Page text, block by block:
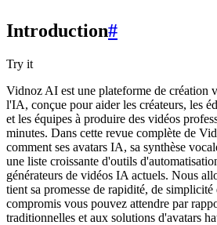
Introduction#
Try it
Vidnoz AI est une plateforme de création
l'IA, conçue pour aider les créateurs, les
et les équipes à produire des vidéos
minutes. Dans cette revue complète de
comment ses avatars IA, sa synthèse
une liste croissante d'outils
générateurs de vidéos IA actuels. Nous
tient sa promesse de rapidité, de
compromis vous pouvez attendre par
traditionnelles et aux solutions d'avatars